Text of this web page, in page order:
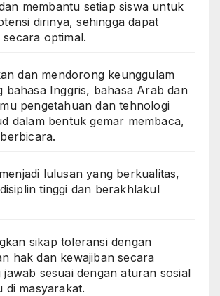
membantu setiap siswa untuk
dirinya, sehingga dapat
optimal.
dan mendorong keunggulam
bahasa Inggris, bahasa Arab dan
pengetahuan dan tehnologi
dalam bentuk gemar membaca,
lulusan yang berkualitas,
tinggi dan berakhlakul
sikap toleransi dengan
hak dan kewajiban secara
sesuai dengan aturan sosial
di masyarakat.